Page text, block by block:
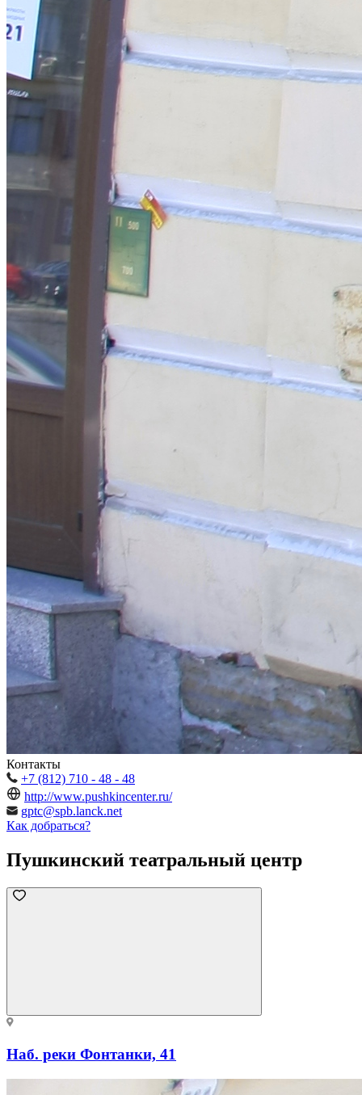
Контакты
+7 (812) 710 - 48 - 48
http://www.pushkincenter.ru/
gptc@spb.lanck.net
Как добраться?
Пушкинский театральный центр
Наб. реки Фонтанки, 41